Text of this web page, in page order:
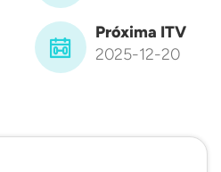
Próxima ITV
2025-12-20